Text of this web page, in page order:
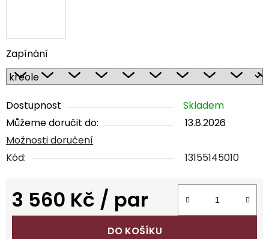
Zapínání
Dostupnost
Skladem
Můžeme doručit do:
13.8.2026
Možnosti doručení
Kód:
13155145010
3 560 Kč / par
Měrná cena:
DO KOŠÍKU